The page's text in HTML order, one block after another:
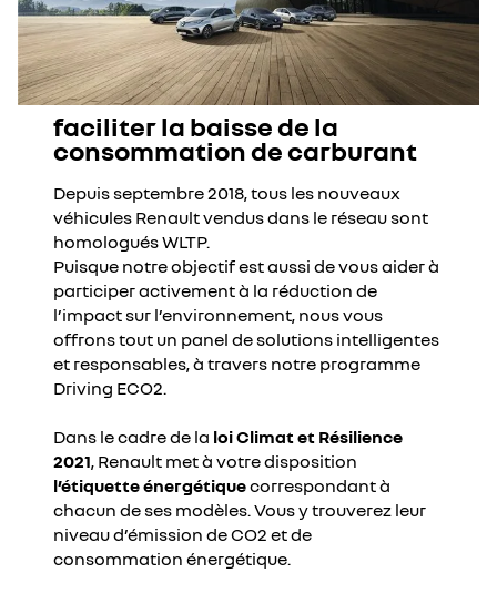
faciliter la baisse de la
consommation de carburant
Depuis septembre 2018, tous les nouveaux
véhicules Renault vendus dans le réseau sont
homologués WLTP.
Puisque notre objectif est aussi de vous aider à
participer activement à la réduction de
l’impact sur l’environnement, nous vous
offrons tout un panel de solutions intelligentes
et responsables, à travers notre programme
Driving ECO2.
Dans le cadre de la loi Climat et Résilience
2021, Renault met à votre disposition
l’étiquette énergétiquecorrespondant à
chacun de ses modèles. Vous y trouverez leur
niveau d’émission de CO2 et de
consommation énergétique.